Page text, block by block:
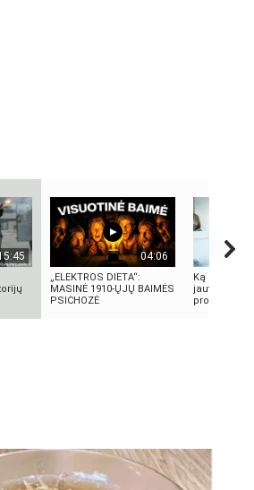
04:06
„ELEKTROS DIETA“:
MASINĖ 1910-ŲJŲ BAIMĖS
PSICHOZĖ
Ką reikia
jautrią odą?
produktai,